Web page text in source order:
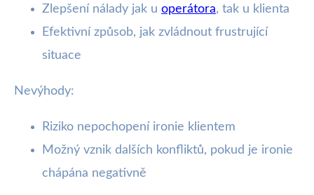
Zlepšení nálady jak u operátora, tak u klienta
Efektivní způsob, jak zvládnout frustrující
situace
Nevýhody:
Riziko nepochopení ironie klientem
Možný vznik dalších konfliktů, pokud je ironie
chápána negativně